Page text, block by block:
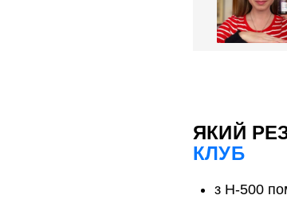
ЯКИЙ
КЛУБ
з H-500